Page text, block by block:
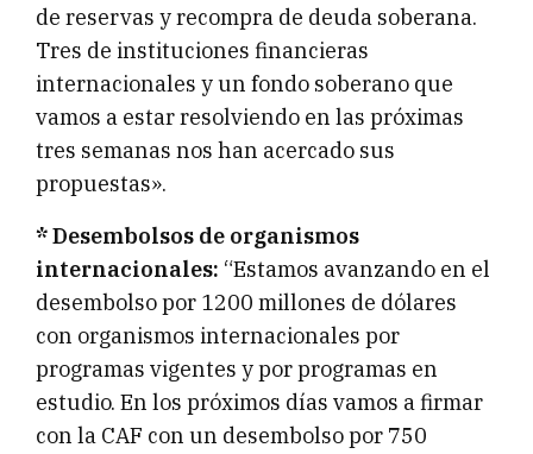
de reservas y recompra de deuda soberana.
Tres de instituciones financieras
internacionales y un fondo soberano que
vamos a estar resolviendo en las próximas
tres semanas nos han acercado sus
propuestas».
* Desembolsos de organismos
internacionales: “Estamos avanzando en el
desembolso por 1200 millones de dólares
con organismos internacionales por
programas vigentes y por programas en
estudio. En los próximos días vamos a firmar
con la CAF con un desembolso por 750